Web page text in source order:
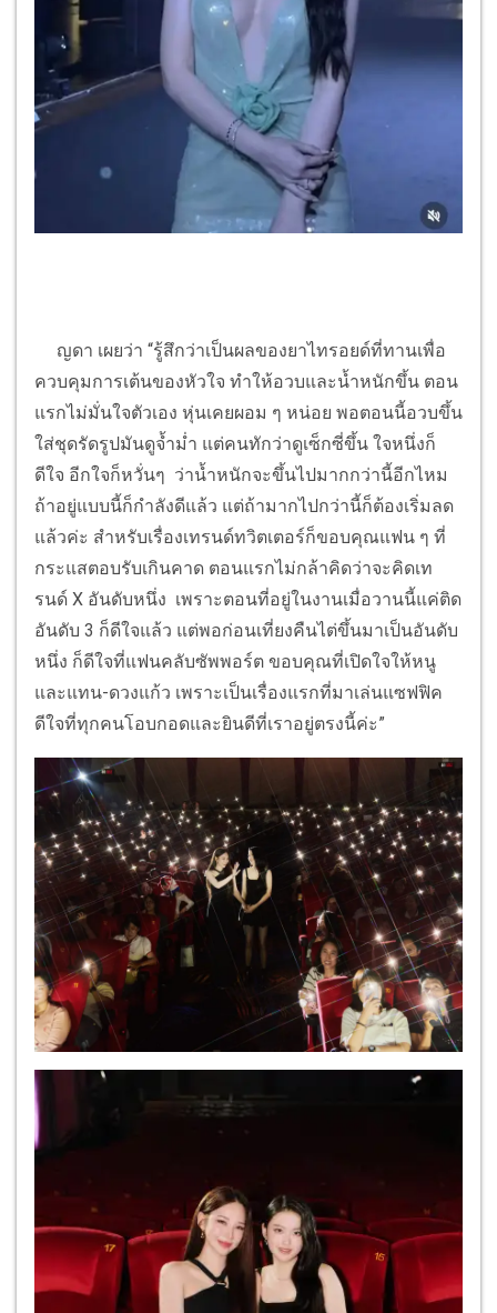
ญดา เผยว่า “รู้สึกว่าเป็นผลของยาไทรอยด์ที่ทานเพื่อ
ควบคุมการเต้นของหัวใจ ทำให้อวบและน้ำหนักขึ้น ตอน
แรกไม่มั่นใจตัวเอง หุ่นเคยผอม ๆ หน่อย พอตอนนี้อวบขึ้น
ใส่ชุดรัดรูปมันดูจ้ำม่ำ แต่คนทักว่าดูเซ็กซี่ขึ้น ใจหนึ่งก็
ดีใจ อีกใจก็หวั่นๆ ว่าน้ำหนักจะขึ้นไปมากกว่านี้อีกไหม
ถ้าอยู่แบบนี้ก็กำลังดีแล้ว แต่ถ้ามากไปกว่านี้ก็ต้องเริ่มลด
แล้วค่ะ สำหรับเรื่องเทรนด์ทวิตเตอร์ก็ขอบคุณแฟน ๆ ที่
กระแสตอบรับเกินคาด ตอนแรกไม่กล้าคิดว่าจะคิดเท
รนด์ X อันดับหนึ่ง เพราะตอนที่อยู่ในงานเมื่อวานนี้แค่ติด
อันดับ 3 ก็ดีใจแล้ว แต่พอก่อนเที่ยงคืนไต่ขึ้นมาเป็นอันดับ
หนึ่ง ก็ดีใจที่แฟนคลับซัพพอร์ต ขอบคุณที่เปิดใจให้หนู
และแทน-ดวงแก้ว เพราะเป็นเรื่องแรกที่มาเล่นแซฟฟิค
ดีใจที่ทุกคนโอบกอดและยินดีที่เราอยู่ตรงนี้ค่ะ”